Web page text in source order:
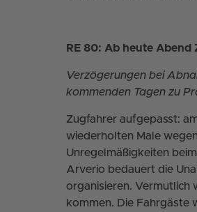
RE 80: Ab heute
Verzögerungen bei
kommenden Tagen zu
Zugfahrer aufgepasst:
wiederholten Male
Unregelmäßigkeiten
Arverio bedauert die
organisieren. Vermutlich
kommen. Die Fahrgäste